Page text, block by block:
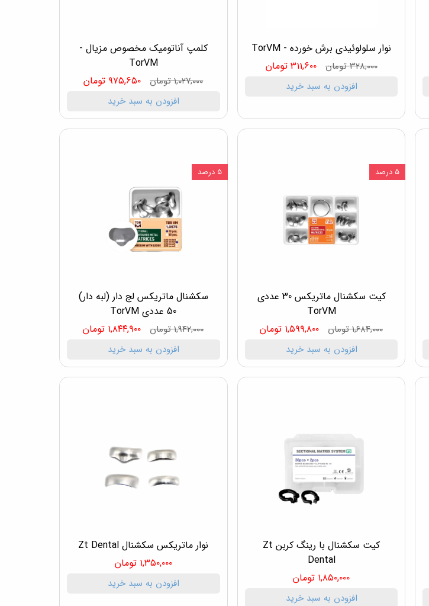
نوار سلولوئیدی برش خورده - TorVM
۳۲۸,۰۰۰ تومان ۳۱۱,۶۰۰ تومان
افزودن به سبد خرید
کلمپ آناتومیک مخصوص مزیال -
TorVM
۱,۰۲۷,۰۰۰ تومان ۹۷۵,۶۵۰ تومان
افزودن به سبد خرید
کیت سکشنال ماتریکس 30 عددی
TorVM
۱,۶۸۴,۰۰۰ تومان ۱,۵۹۹,۸۰۰ تومان
افزودن به سبد خرید
۵ درصد
سکشنال ماتریکس لج دار (لبه دار)
50 عددی TorVM
۱,۹۴۲,۰۰۰ تومان ۱,۸۴۴,۹۰۰ تومان
افزودن به سبد خرید
۵ درصد
کیت سکشنال با رینگ کربن Zt
Dental
۱,۸۵۰,۰۰۰ تومان
افزودن به سبد خرید
نوار ماتریکس سکشنال Zt Dental
۱,۳۵۰,۰۰۰ تومان
افزودن به سبد خرید